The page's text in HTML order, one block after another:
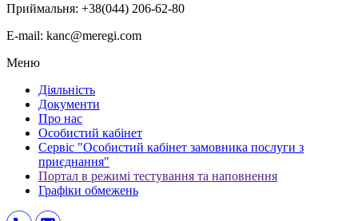
Приймальня: +38(044) 206-62-80
E-mail: kanc@meregi.com
Меню
Діяльність
Документи
Про нас
Особистий кабінет
Сервіс "Особистий кабінет замовника послуги з
приєднання"
Портал в режимі тестування та наповнення
Графіки обмежень